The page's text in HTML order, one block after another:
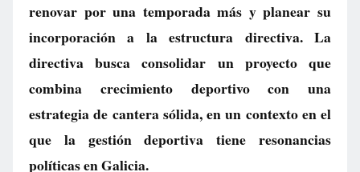
renovar por una temporada más y planear su
incorporación a la estructura directiva. La
directiva busca consolidar un proyecto que
combina crecimiento deportivo con una
estrategia de cantera sólida, en un contexto en el
que la gestión deportiva tiene resonancias
políticas en Galicia.